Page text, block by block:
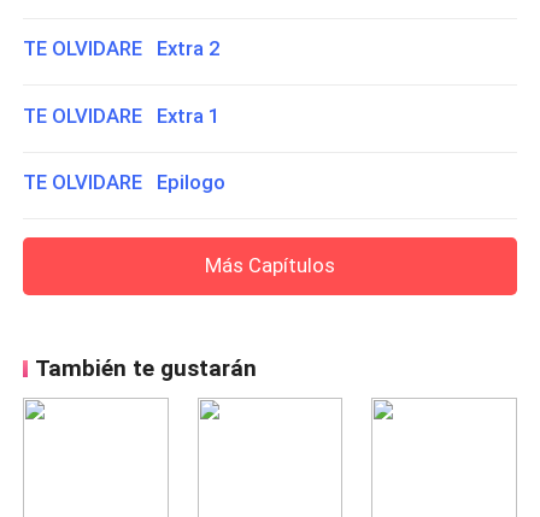
TE OLVIDARE Extra 2
TE OLVIDARE Extra 1
TE OLVIDARE Epilogo
Más Capítulos
También te gustarán